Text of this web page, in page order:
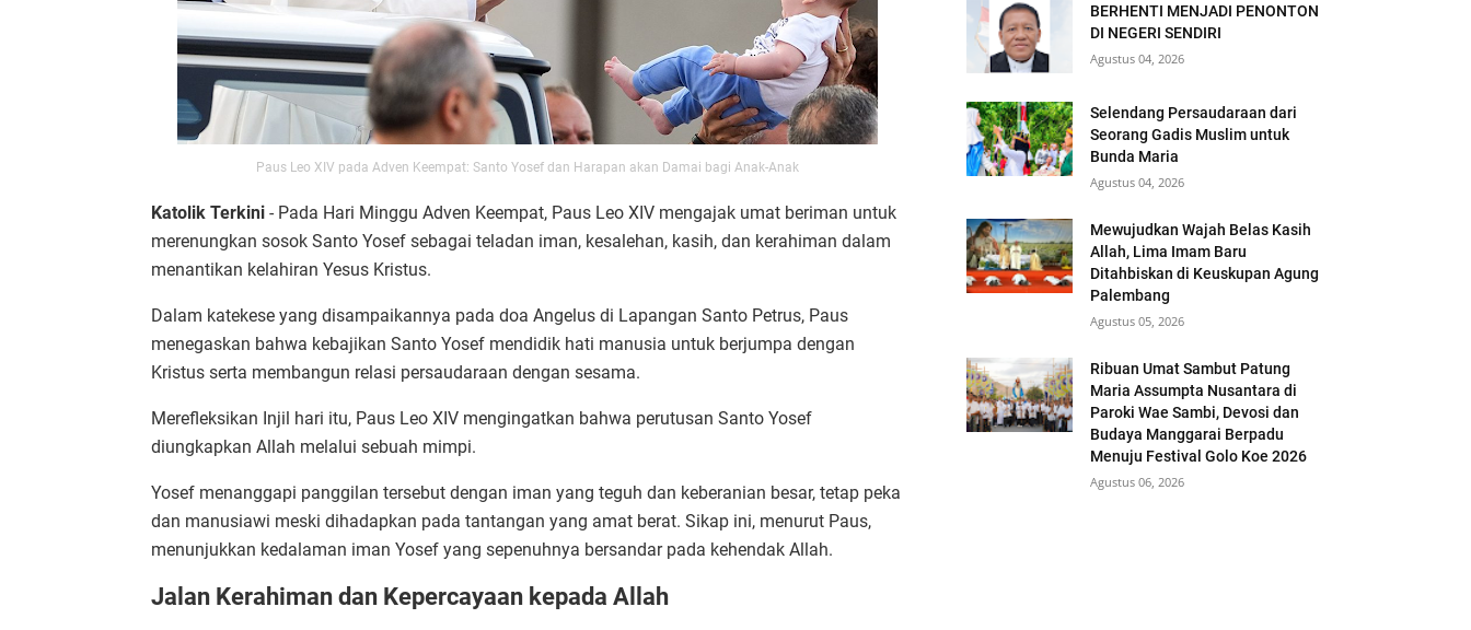
Paus Leo XIV pada Adven Keempat: Santo Yosef dan Harapan akan Damai bagi Anak-Anak
Katolik Terkini - Pada Hari Minggu Adven Keempat, Paus Leo XIV mengajak umat beriman untuk
merenungkan sosok Santo Yosef sebagai teladan iman, kesalehan, kasih, dan kerahiman dalam
menantikan kelahiran Yesus Kristus.
Dalam katekese yang disampaikannya pada doa Angelus di Lapangan Santo Petrus, Paus
menegaskan bahwa kebajikan Santo Yosef mendidik hati manusia untuk berjumpa dengan
Kristus serta membangun relasi persaudaraan dengan sesama.
Merefleksikan Injil hari itu, Paus Leo XIV mengingatkan bahwa perutusan Santo Yosef
diungkapkan Allah melalui sebuah mimpi.
Yosef menanggapi panggilan tersebut dengan iman yang teguh dan keberanian besar, tetap peka
dan manusiawi meski dihadapkan pada tantangan yang amat berat. Sikap ini, menurut Paus,
menunjukkan kedalaman iman Yosef yang sepenuhnya bersandar pada kehendak Allah.
Jalan Kerahiman dan Kepercayaan kepada Allah
BERHENTI MENJADI PENONTON
DI NEGERI SENDIRI
Agustus 04, 2026
Selendang Persaudaraan dari
Seorang Gadis Muslim untuk
Bunda Maria
Agustus 04, 2026
Mewujudkan Wajah Belas Kasih
Allah, Lima Imam Baru
Ditahbiskan di Keuskupan Agung
Palembang
Agustus 05, 2026
Ribuan Umat Sambut Patung
Maria Assumpta Nusantara di
Paroki Wae Sambi, Devosi dan
Budaya Manggarai Berpadu
Menuju Festival Golo Koe 2026
Agustus 06, 2026